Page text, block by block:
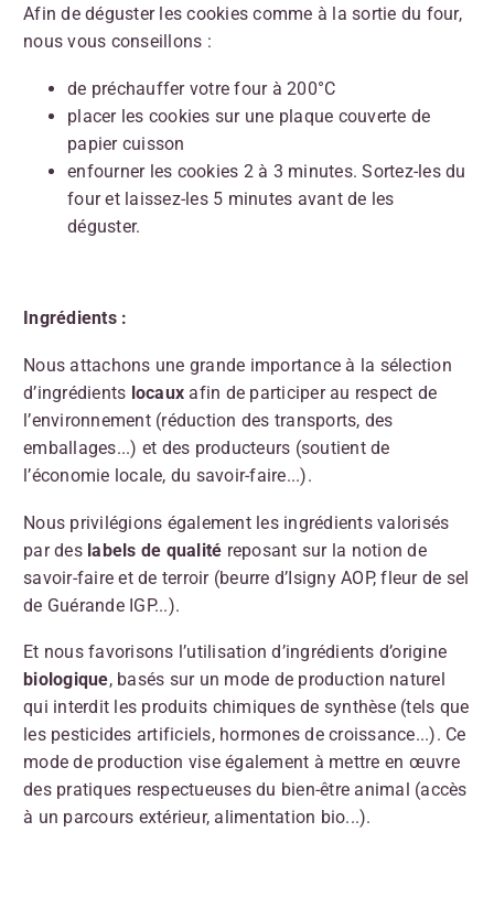
Afin de déguster les cookies comme à la sortie du four,
nous vous conseillons :
de préchauffer votre four à 200°C
placer les cookies sur une plaque couverte de
papier cuisson
enfourner les cookies 2 à 3 minutes. Sortez-les du
four et laissez-les 5 minutes avant de les
déguster.
Ingrédients :
Nous attachons une grande importance à la sélection
d’ingrédients locaux afin de participer au respect de
l’environnement (réduction des transports, des
emballages...) et des producteurs (soutient de
l’économie locale, du savoir-faire...).
Nous privilégions également les ingrédients valorisés
par des labels de qualité reposant sur la notion de
savoir-faire et de terroir (beurre d’Isigny AOP, fleur de sel
de Guérande IGP...).
Et nous favorisons l’utilisation d’ingrédients d’origine
biologique, basés sur un mode de production naturel
qui interdit les produits chimiques de synthèse (tels que
les pesticides artificiels, hormones de croissance...). Ce
mode de production vise également à mettre en œuvre
des pratiques respectueuses du bien-être animal (accès
à un parcours extérieur, alimentation bio...).